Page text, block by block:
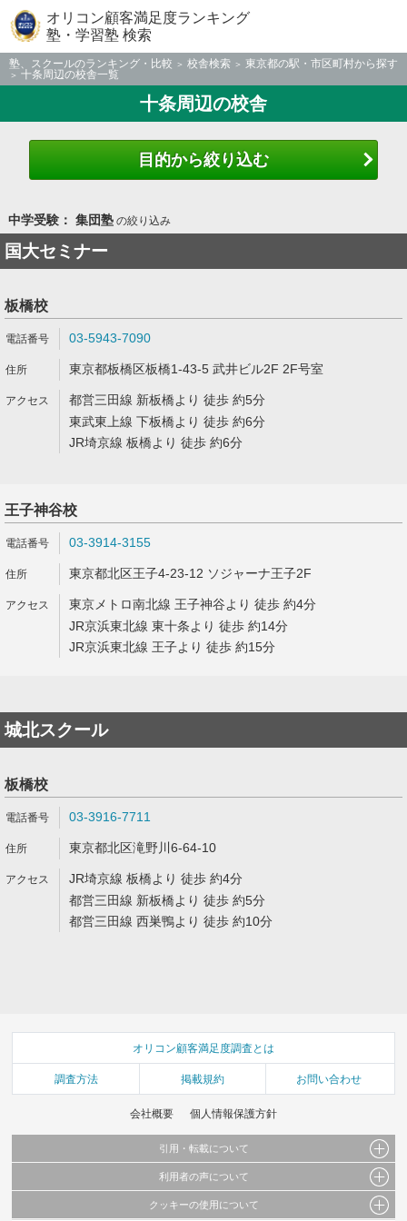
オリコン顧客満足度ランキング
塾・学習塾 検索
塾、スクールのランキング・比較 校舎検索
東京都の駅・市区町村から探す
十条周辺の校舎一覧
十条周辺の校舎
目的から絞り込む
中学受験： 集団塾の絞り込み
国大セミナー
板橋校
03-5943-7090
東京都板橋区板橋1-43-5 武井ビル2F 2F号室
都営三田線 新板橋より 徒歩 約5分
東武東上線 下板橋より 徒歩 約6分
JR埼京線 板橋より 徒歩 約6分
王子神谷校
03-3914-3155
東京都北区王子4-23-12 ソジャーナ王子2F
東京メトロ南北線 王子神谷より 徒歩 約4分
JR京浜東北線 東十条より 徒歩 約14分
JR京浜東北線 王子より 徒歩 約15分
城北スクール
板橋校
03-3916-7711
東京都北区滝野川6-64-10
JR埼京線 板橋より 徒歩 約4分
都営三田線 新板橋より 徒歩 約5分
都営三田線 西巣鴨より 徒歩 約10分
オリコン顧客満足度調査とは
調査方法 掲載規約 お問い合わせ
会社概要 個人情報保護方針
引用・転載について
当サイトで公開されている情報（文字、写真、イラスト、画像データ等）及びこれらの配
これらの情報を権利者の許可なく無断転載・複製などの二次利用を行うことは固く禁じて
利用者の声について
当サイトに掲載している内容はすべてサービスの利用者が提出された見解・感想です。
クッキーの使用について